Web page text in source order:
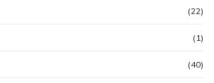
(22)
(1)
(40)